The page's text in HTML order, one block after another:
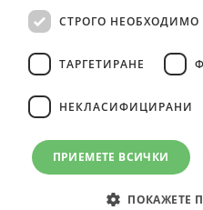
Vihra AI
За новодошли
Всички услуги на JobTiger
© 2000-2026 JobTiger.
СТРОГО НЕОБХОДИМО
ТАРГЕТИРАНЕ
НЕКЛАСИФИЦИРАНИ
ПРИЕМЕТЕ ВСИЧКИ
ПОКАЖЕТЕ